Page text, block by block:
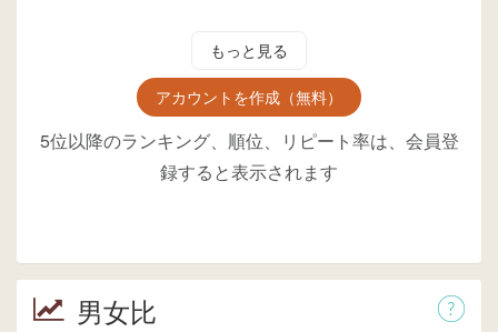
もっと見る
アカウントを作成（無料）
5位以降のランキング、順位、リピート率は、会員登
録すると表示されます
男女比